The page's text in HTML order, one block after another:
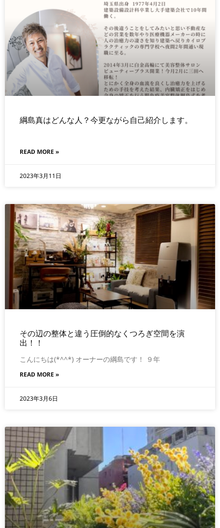
綱島真はどんな人？今更ながら自己紹介します。
READ MORE »
2023年3月11日
その辺の整体と違う圧倒的なくつろぎ空間を演
出！！
こんにちは(*^^*) オーナーの綱島です！ ９年
READ MORE »
2023年3月6日